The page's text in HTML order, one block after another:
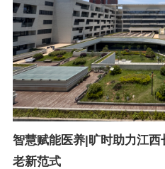
智慧赋能医养|旷时助力江
老新范式